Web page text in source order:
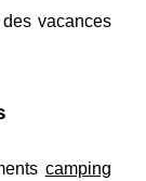
vacances
camping